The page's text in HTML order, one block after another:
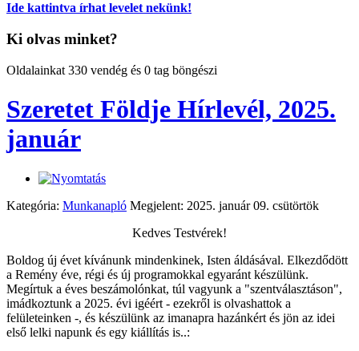
Ide kattintva írhat levelet nekünk!
Ki olvas minket?
Oldalainkat 330 vendég és 0 tag böngészi
Szeretet Földje Hírlevél, 2025.
január
Kategória: Munkanapló Megjelent: 2025. január 09. csütörtök
Kedves Testvérek!
Boldog új évet kívánunk mindenkinek, Isten áldásával. Elkezdődött
a Remény éve, régi és új programokkal egyaránt készülünk.
Megírtuk a éves beszámolónkat, túl vagyunk a "szentválasztáson",
imádkoztunk a 2025. évi igéért - ezekről is olvashattok a
felületeinken -, és készülünk az imanapra hazánkért és jön az idei
első lelki napunk és egy kiállítás is..: